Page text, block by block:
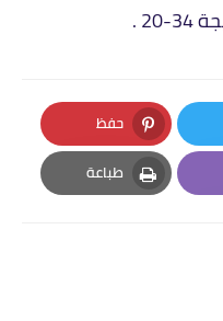
حفظ
Pinterest
طباعة
Print